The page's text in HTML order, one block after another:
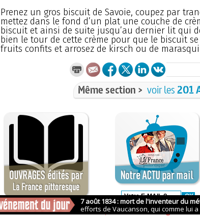
Prenez un gros biscuit de Savoie, coupez par
mettez dans le fond d’un plat une couche de
biscuit et ainsi de suite jusqu’au dernier lit qui
bien le tour de cette crème pour que le biscuit se
fruits confits et arrosez de kirsch ou de
Même section > voir les201
Saisissez votre mail, etappuyez
pour vousabonner